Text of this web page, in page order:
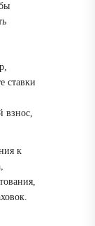
ставки
взнос,
к